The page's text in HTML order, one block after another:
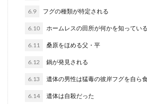
6.9 フグの種類が特定される
6.10 ホームレスの田所が何かを知っている
6.11 桑原をほめる父・平
6.12 鍋が発見される
6.13 遺体の男性は猛毒の彼岸フグを自ら
6.14 遺体は自殺だった